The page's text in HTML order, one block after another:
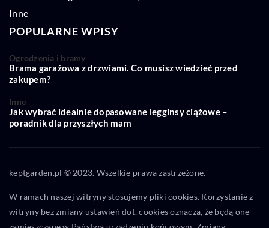
Inne
POPULARNE WPISY
Ogrodzenia i bramy
Brama garażowa z drzwiami. Co musisz wiedzieć przed
zakupem?
Inne
Jak wybrać idealnie dopasowane legginsy ciążowe –
poradnik dla przyszłych mam
keptgarden.pl © 2023. Wszelkie prawa zastrzeżone.
W ramach naszej witryny stosujemy pliki cookies. Korzystanie z
witryny bez zmiany ustawień dot. cookies oznacza, że będą one